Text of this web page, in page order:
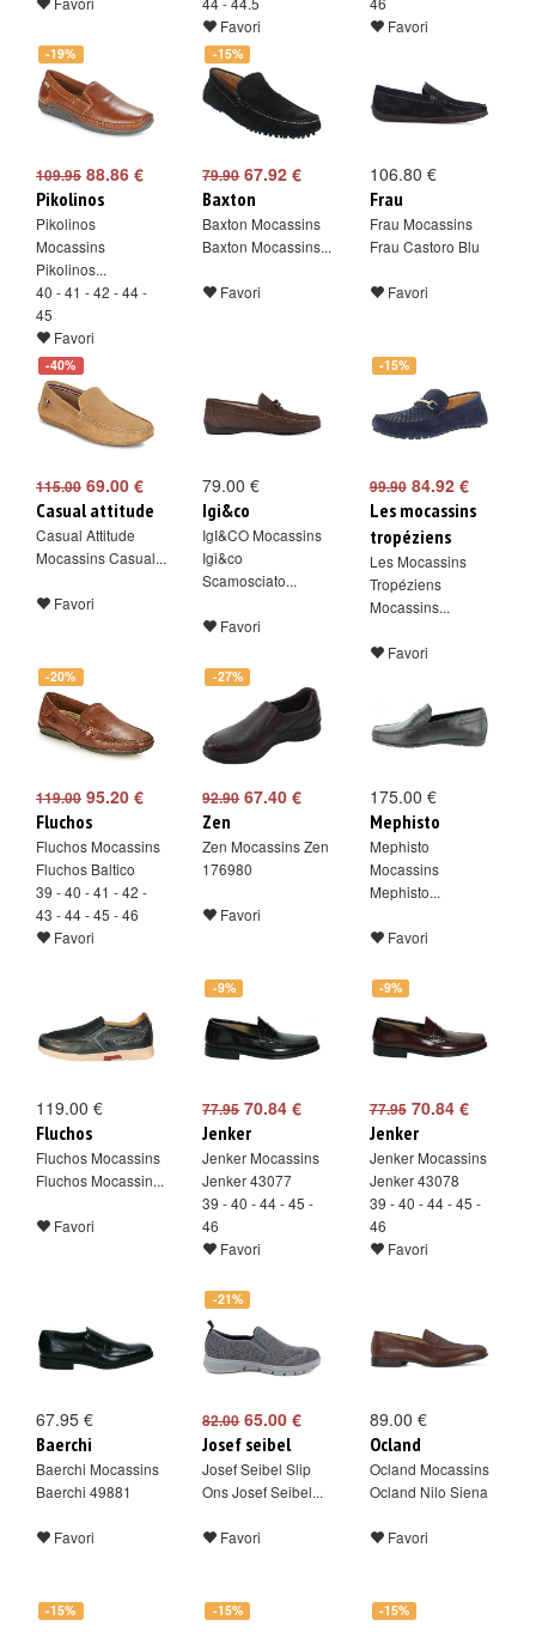
Favori
Favori
-19%
109.95 88.86 €
Pikolinos
Pikolinos
Mocassins
Pikolinos...
40 - 41 - 42 - 44 -
45
Favori
-15%
79.9067.92 €
Baxton
Baxton Mocassins
Baxton Mocassins...
Favori
106.80 €
Frau
Frau Mocassins
Frau Castoro Blu
Favori
-40%
115.00 69.00 €
Casual attitude
Casual Attitude
Mocassins Casual...
Favori
79.00 €
Igi&co
IgI&CO Mocassins
Igi&co
Scamosciato...
Favori
-15%
99.9084.92 €
Les mocassins
tropéziens
Les Mocassins
Tropéziens
Mocassins...
Favori
-20%
119.00 95.20 €
Fluchos
Fluchos Mocassins
Fluchos Baltico
39 - 40 - 41 - 42 -
43 - 44 - 45 - 46
Favori
-27%
92.9067.40 €
Zen
Zen Mocassins Zen
176980
Favori
175.00 €
Mephisto
Mephisto
Mocassins
Mephisto...
Favori
119.00 €
Fluchos
Fluchos Mocassins
Fluchos Mocassin...
Favori
-9%
77.9570.84 €
Jenker
Jenker Mocassins
Jenker 43077
39 - 40 - 44 - 45 -
46
Favori
-9%
77.9570.84 €
Jenker
Jenker Mocassins
Jenker 43078
39 - 40 - 44 - 45 -
46
Favori
67.95 €
Baerchi
Baerchi Mocassins
Baerchi 49881
Favori
-21%
82.0065.00 €
Josef seibel
Josef Seibel Slip
Ons Josef Seibel...
Favori
89.00 €
Ocland
Ocland Mocassins
Ocland Nilo Siena
Favori
-15% -15% -15%